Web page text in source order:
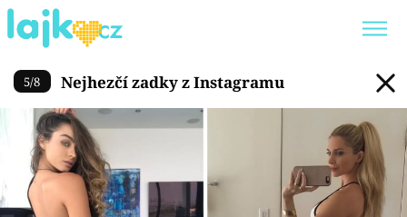
Trendy: KARLOS VÉMOLA
ONLYFANS
SHOPAHOLICADEL
CLASH OF THE STARS
Nejhezčí zadky z Instagramu
5/8 Nejhezčí zadky z Instagramu